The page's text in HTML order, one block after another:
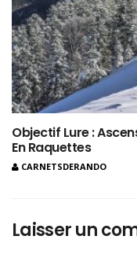
Objectif Lure :
En Raquettes
CARNETSDERANDO
Laisser un